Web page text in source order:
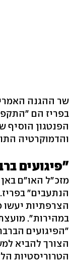
שר ההגנה
בפריז הם
הפנטגון
והדמוקרטיה
"פיגועים
מזכ"ל האו"ם באן
הנתעבים"
הצרפתיות יעשו
במהירות".
"הפיגועים
הצורך להביא
הטרוריסטיות